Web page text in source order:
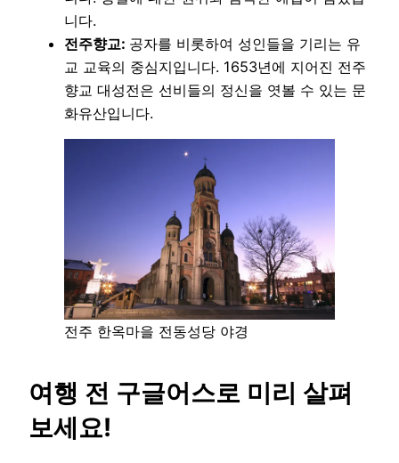
니다.
전주향교: 공자를 비롯하여 성인들을 기리는 유
교 교육의 중심지입니다. 1653년에 지어진 전주
향교 대성전은 선비들의 정신을 엿볼 수 있는 문
화유산입니다.
전주 한옥마을 전동성당 야경
여행 전 구글어스로 미리 살펴
보세요!